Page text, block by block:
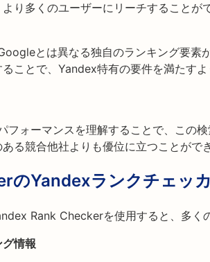
り多くのユーザーにリーチすることが
とは異なる独自のランキング要素
ことで、Yandex特有の要件を満たす
フォーマンスを理解することで、この
る競合他社よりも優位に立つことがで
のYandexランクチェッ
Rank Checkerを使用すると、多く
情報